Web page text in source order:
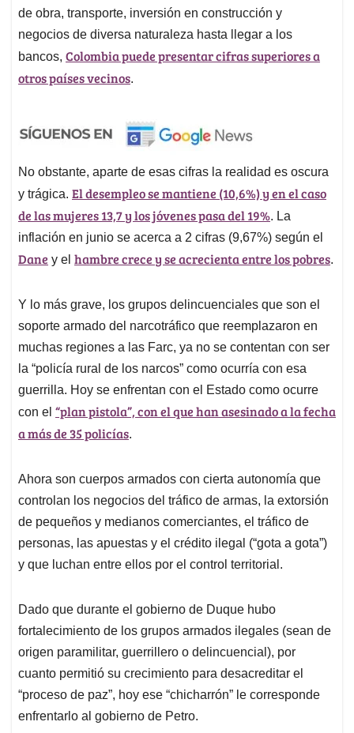
de obra, transporte, inversión en construcción y
negocios de diversa naturaleza hasta llegar a los
bancos, Colombia puede presentar cifras superiores a
otros países vecinos.
No obstante, aparte de esas cifras la realidad es oscura
y trágica. El desempleo se mantiene (10,6%) y en el caso
de las mujeres 13,7 y los jóvenes pasa del 19%. La
inflación en junio se acerca a 2 cifras (9,67%) según el
Dane y el hambre crece y se acrecienta entre los pobres.
Y lo más grave, los grupos delincuenciales que son el
soporte armado del narcotráfico que reemplazaron en
muchas regiones a las Farc, ya no se contentan con ser
la “policía rural de los narcos” como ocurría con esa
guerrilla. Hoy se enfrentan con el Estado como ocurre
con el “plan pistola”, con el que han asesinado a la fecha
a más de 35 policías.
Ahora son cuerpos armados con cierta autonomía que
controlan los negocios del tráfico de armas, la extorsión
de pequeños y medianos comerciantes, el tráfico de
personas, las apuestas y el crédito ilegal (“gota a gota”)
y que luchan entre ellos por el control territorial.
Dado que durante el gobierno de Duque hubo
fortalecimiento de los grupos armados ilegales (sean de
origen paramilitar, guerrillero o delincuencial), por
cuanto permitió su crecimiento para desacreditar el
“proceso de paz”, hoy ese “chicharrón” le corresponde
enfrentarlo al gobierno de Petro.